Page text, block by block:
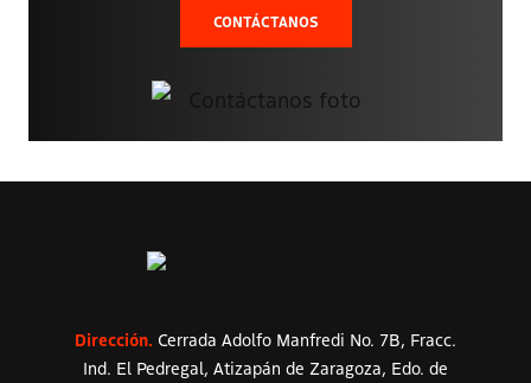
CONTÁCTANOS
Dirección. Cerrada Adolfo Manfredi No. 7B, Fracc.
Ind. El Pedregal, Atizapán de Zaragoza, Edo. de